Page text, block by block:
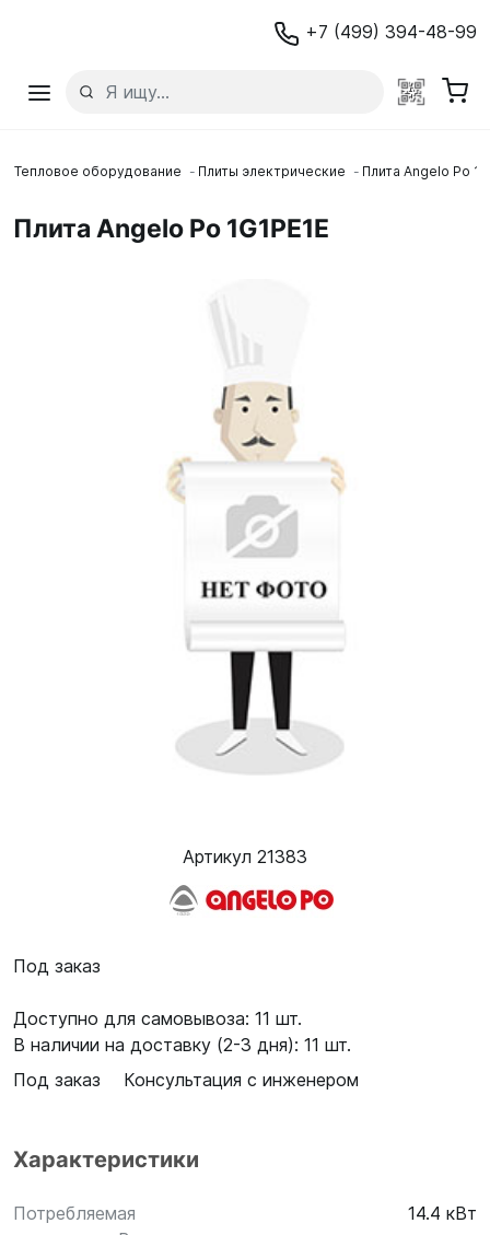
+7 (499) 394-48-99
Тепловое оборудование Плиты электрические Плита Angelo Po
Плита Angelo Po 1G1PE1E
Артикул 21383
Под заказ
Доступно для самовывоза: 11 шт.
В наличии на доставку (2-3 дня): 11 шт.
Под заказ
Консультация с инженером
Характеристики
Потребляемая
14.4 кВт